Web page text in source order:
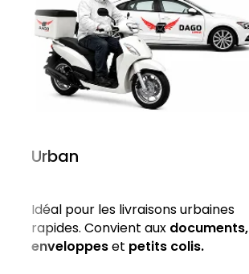
Urban
Idéal pour les livraisons urbaines
rapides. Convient aux documents,
enveloppeset petits colis.